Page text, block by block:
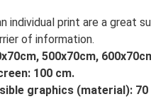
individual print are a great
of information.
500x70cm,
100 cm.
graphics (material): 70